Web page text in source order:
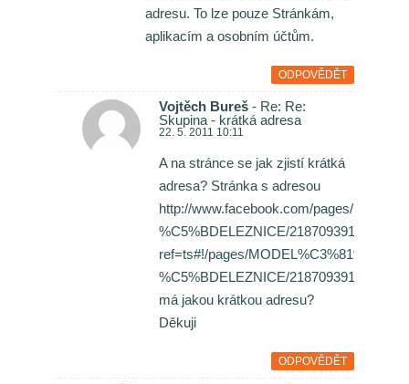
adresu. To lze pouze Stránkám,
aplikacím a osobním účtům.
ODPOVĚDĚT
Vojtěch Bureš - Re: Re:
Skupina - krátká adresa
22. 5. 2011 10:11
A na stránce se jak zjistí krátká
adresa? Stránka s adresou
http://www.facebook.com/pages/
%C5%BDELEZNICE/218709391490332?
ref=ts#!/pages/
%C5%BDELEZNICE/218709391490332
má jakou krátkou adresu?
Děkuji
ODPOVĚDĚT